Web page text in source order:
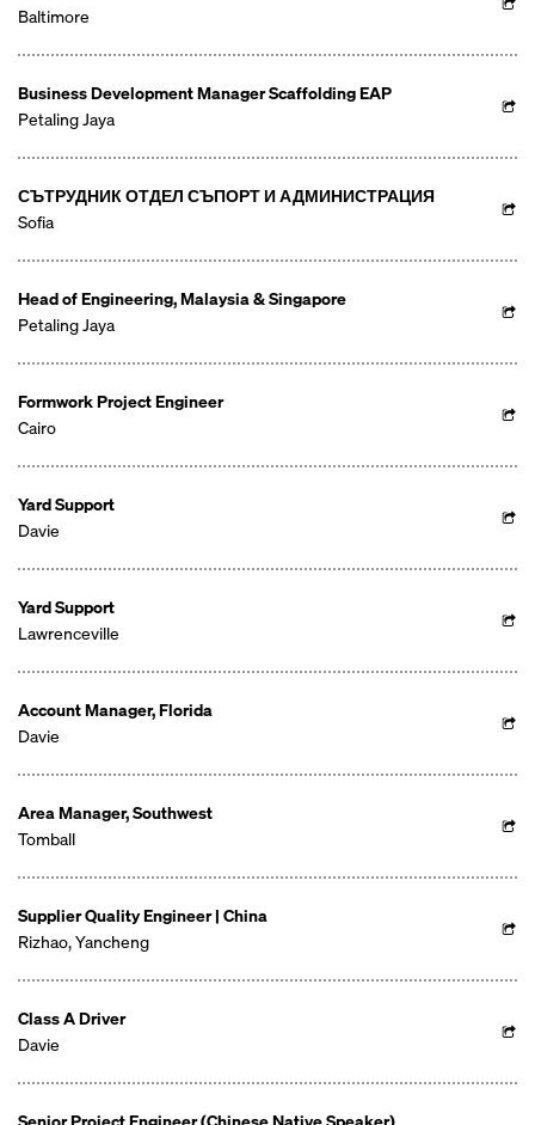
Baltimore
Business Development Manager Scaffolding EAP
Petaling Jaya
СЪТРУДНИК ОТДЕЛ СЪПОРТ И АДМИНИСТРАЦИЯ
Sofia
Head of Engineering, Malaysia & Singapore
Petaling Jaya
Formwork Project Engineer
Cairo
Yard Support
Davie
Yard Support
Lawrenceville
Account Manager, Florida
Davie
Area Manager, Southwest
Tomball
Supplier Quality Engineer | China
Rizhao, Yancheng
Class A Driver
Davie